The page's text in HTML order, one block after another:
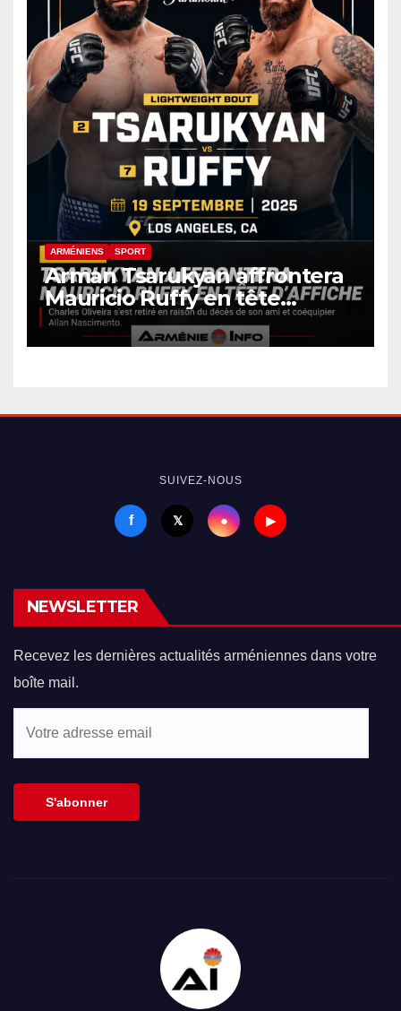
ARMÉNIENS SPORT
Arman Tsarukyan affrontera
Mauricio Ruffy en tête
d’affiche de l’UFC 331
SUIVEZ-NOUS
f 𝕏 ● ▶
NEWSLETTER
Recevez les dernières actualités arméniennes dans votre
boîte mail.
S'abonner